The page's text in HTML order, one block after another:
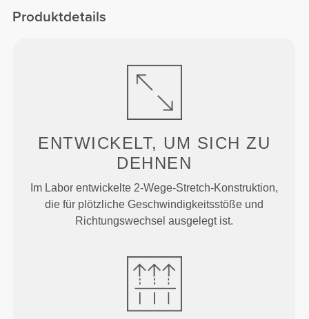
Produktdetails
ENTWICKELT, UM SICH ZU
DEHNEN
Im Labor entwickelte 2-Wege-Stretch-Konstruktion,
die für plötzliche Geschwindigkeitsstöße und
Richtungswechsel ausgelegt ist.